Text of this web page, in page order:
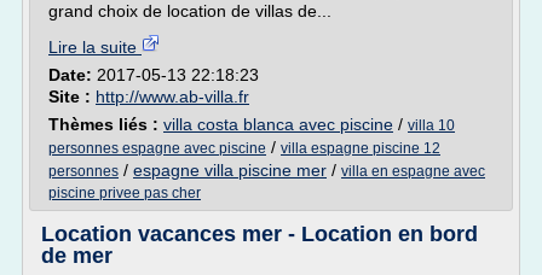
grand choix de location de villas de...
Lire la suite
Date: 2017-05-13 22:18:23
Site : http://www.ab-villa.fr
Thèmes liés : villa costa blanca avec piscine / villa 10
personnes espagne avec piscine / villa espagne piscine 12
personnes / espagne villa piscine mer / villa en espagne avec
piscine privee pas cher
Location vacances mer - Location en bord
de mer